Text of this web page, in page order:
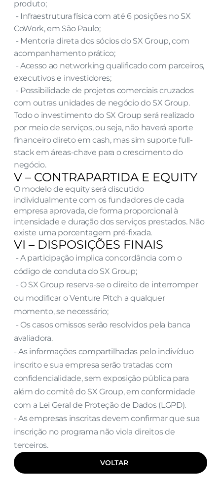
produto;
- Infraestrutura física com até 6 posições no SX
CoWork, em São Paulo;
- Mentoria direta dos sócios do SX Group, com
acompanhamento prático;
- Acesso ao networking qualificado com parceiros,
executivos e investidores;
- Possibilidade de projetos comerciais cruzados
com outras unidades de negócio do SX Group.
Todo o investimento do SX Group será realizado
por meio de serviços, ou seja, não haverá aporte
financeiro direto em cash, mas sim suporte full-
stack em áreas-chave para o crescimento do
negócio.
V – CONTRAPARTIDA E EQUITY
O modelo de equity será discutido
individualmente com os fundadores de cada
empresa aprovada, de forma proporcional à
intensidade e duração dos serviços prestados. Não
existe uma porcentagem pré-fixada.
VI – DISPOSIÇÕES FINAIS
- A participação implica concordância com o
código de conduta do SX Group;
- O SX Group reserva-se o direito de interromper
ou modificar o Venture Pitch a qualquer
momento, se necessário;
- Os casos omissos serão resolvidos pela banca
avaliadora.
- As informações compartilhadas pelo indivíduo
inscrito e sua empresa serão tratadas com
confidencialidade, sem exposição pública para
além do comitê do SX Group, em conformidade
com a Lei Geral de Proteção de Dados (LGPD).
- As empresas inscritas devem confirmar que sua
inscrição no programa não viola direitos de
terceiros.
VOLTAR